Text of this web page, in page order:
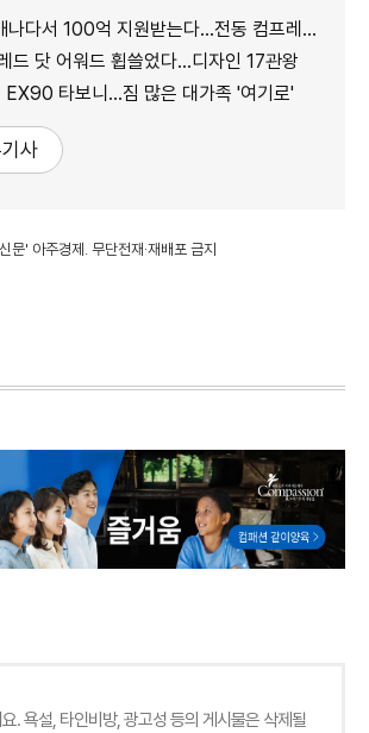
다서 100억 지원받는다…전동 컴프레서 생산↑
드 닷 어워드 휩쓸었다…디자인 17관왕
EX90 타보니…짐 많은 대가족 '여기로'
사
' 아주경제. 무단전재·재배포 금지